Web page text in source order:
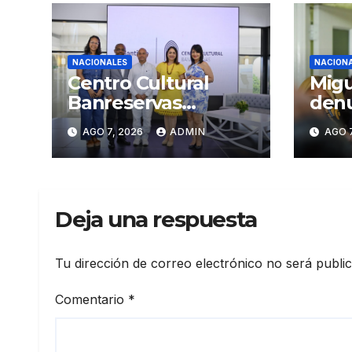
NACIONALES
Centro Cultural
Banreservas
Santiago inaugura
Primer Congreso de
Artesanos de
AGO 7, 2026 ADMIN AGO
Deja una respuesta
Tu dirección de correo electrónico no será
Comentario *